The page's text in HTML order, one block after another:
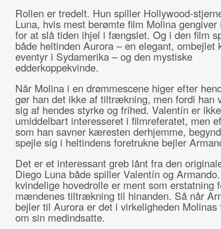
Rollen er tredelt. Hun spiller Hollywood-
Luna, hvis mest berømte film Molina gengiver
for at slå tiden ihjel i fængslet. Og i den film
både heltinden Aurora – en elegant, ombejlet
eventyr i Sydamerika – og den mystiske
edderkoppekvinde.
Når Molina i en drømmescene higer efter
gør han det ikke af tiltrækning, men fordi han
sig af hendes styrke og frihed. Valentín er ikke
umiddelbart interesseret i filmreferatet, men
som han savner kæresten derhjemme,
spejle sig i heltindens foretrukne bejler
Det er et interessant greb lånt fra den
Diego Luna både spiller Valentín og
kvindelige hovedrolle er ment som erstatning
mændenes tiltrækning til hinanden. Så når
bejler til Aurora er det i virkeligheden Molinas
om sin medindsatte.